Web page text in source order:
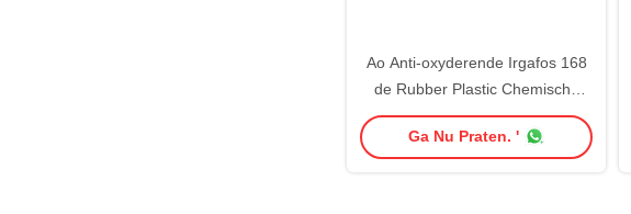
Ao Anti-oxyderende Irgafos 168
de Rubber Plastic Chemische
Helper van Cas No 31570-04-4
Ga Nu Praten. '